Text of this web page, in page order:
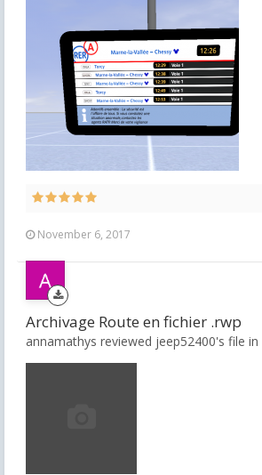
November 6, 2017
Archivage Route en fichier .rwp
annamathys reviewed jeep52400's file in